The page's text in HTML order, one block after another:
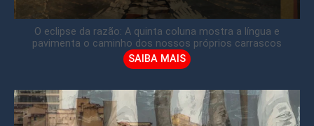
O eclipse da razão: A quinta coluna mostra a língua e
pavimenta o caminho dos nossos próprios carrascos
SAIBA MAIS